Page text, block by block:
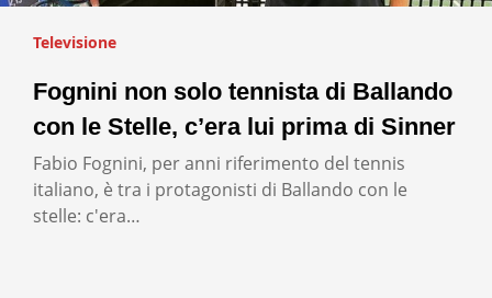
Televisione
Fognini non solo tennista di Ballando
con le Stelle, c’era lui prima di Sinner
Fabio Fognini, per anni riferimento del tennis
italiano, è tra i protagonisti di Ballando con le
stelle: c'era…